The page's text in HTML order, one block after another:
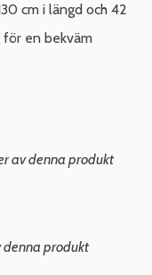
cm i längd och 42
för en bekväm
av denna produkt
denna produkt